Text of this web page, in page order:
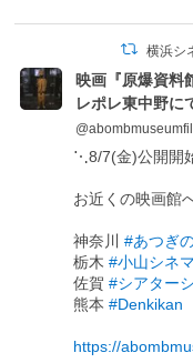
横浜シ
映画『原爆資
レポレ東中野に
⋱8/7(金)公開開
お近くの映画館
神奈川#あつぎ
栃木#小山シネ
佐賀#シアター
熊本#Denkikan
https://